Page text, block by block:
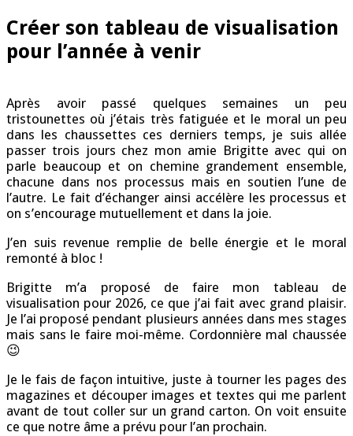
Créer son tableau de visualisation
pour l’année à venir
Après avoir passé quelques semaines un peu
tristounettes où j’étais très fatiguée et le moral un peu
dans les chaussettes ces derniers temps, je suis allée
passer trois jours chez mon amie Brigitte avec qui on
parle beaucoup et on chemine grandement ensemble,
chacune dans nos processus mais en soutien l’une de
l’autre. Le fait d’échanger ainsi accélère les processus et
on s’encourage mutuellement et dans la joie.
J’en suis revenue remplie de belle énergie et le moral
remonté à bloc !
Brigitte m’a proposé de faire mon tableau de
visualisation pour 2026, ce que j’ai fait avec grand plaisir.
Je l’ai proposé pendant plusieurs années dans mes stages
mais sans le faire moi-même. Cordonnière mal chaussée
😉
Je le fais de façon intuitive, juste à tourner les pages des
magazines et découper images et textes qui me parlent
avant de tout coller sur un grand carton. On voit ensuite
ce que notre âme a prévu pour l’an prochain.